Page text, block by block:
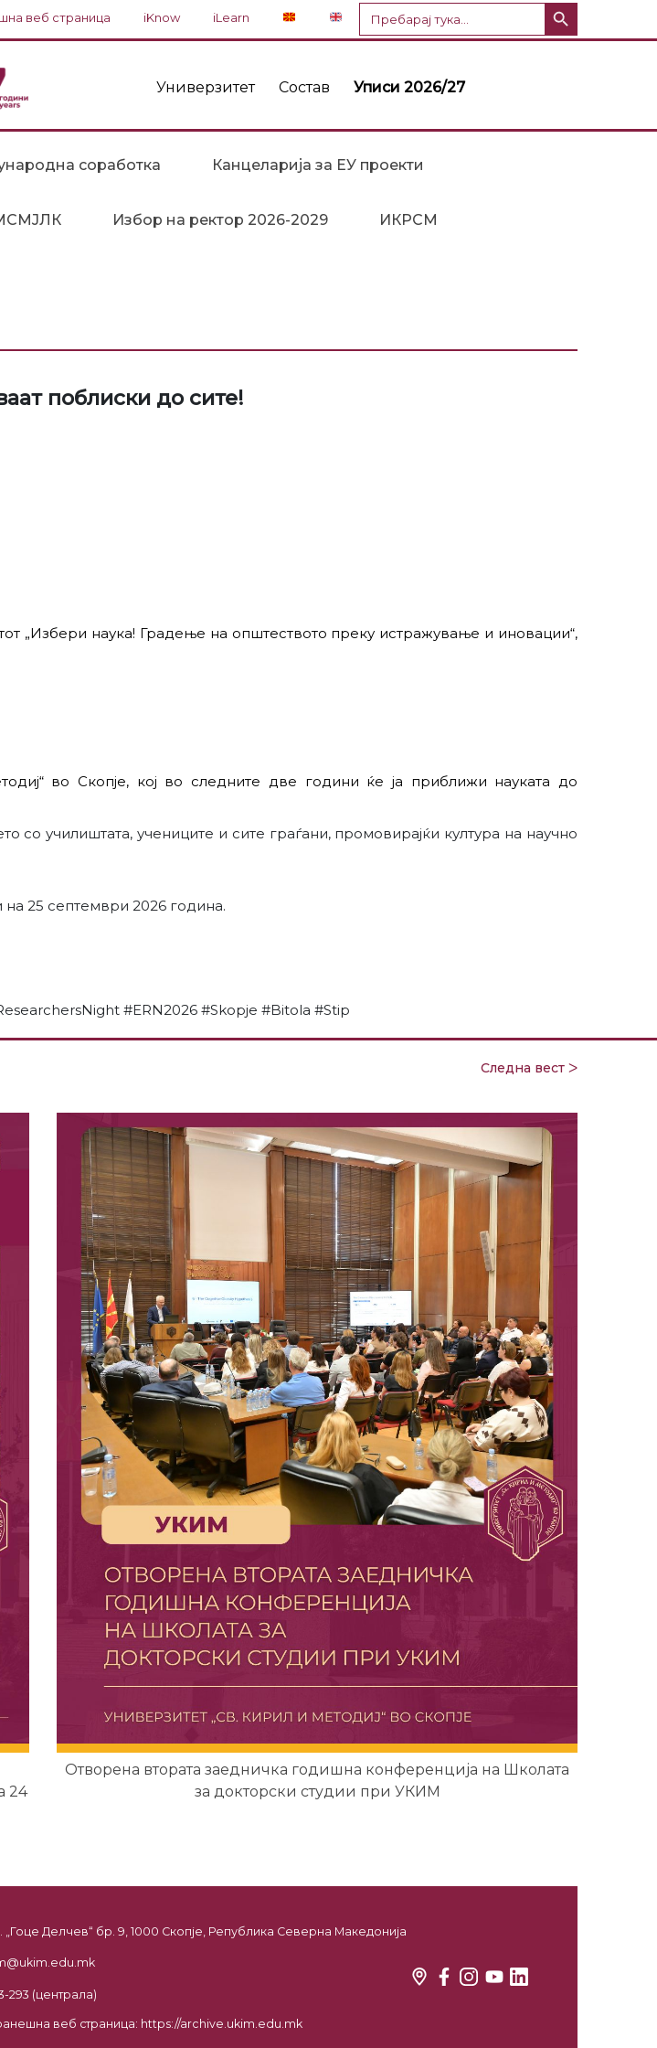
веб страница iKnow iLearn
Пребарај
за:
Универзитет Состав Уписи 2026/27
соработка Канцеларија за ЕУ проекти
Избор на ректор 2026-2029 ИКРСМ
поблиски до сите!
„Избери наука! Градење на општеството преку истражување и иновации“,
во Скопје, кој во следните две години ќе ја приближи науката до
училиштата, учениците и сите граѓани, промовирајќи култура на научно
25 септември 2026 година.
#ERN2026 #Skopje #Bitola #Stip
24
Следна вест ᐳ
Отворена втората заедничка годишна конференција на Школата
за докторски студии при УКИМ
„Гоце Делчев“ бр. 9, 1000 Скопје, Република Северна Македонија
293 (централа)
веб страница: https://archive.ukim.edu.mk